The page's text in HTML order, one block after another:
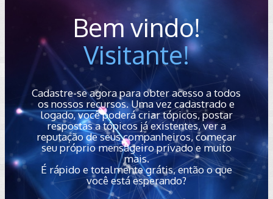
Bem vindo!
Visitante!
Cadastre-se agora para obter acesso a todos
os nossos recursos. Uma vez cadastrado e
logado, você poderá criar tópicos, postar
respostas a tópicos já existentes, ver a
reputação de seus companheiros, começar
seu próprio mensageiro privado e muito
mais.
É rápido e totalmente grátis, então o que
você está esperando?